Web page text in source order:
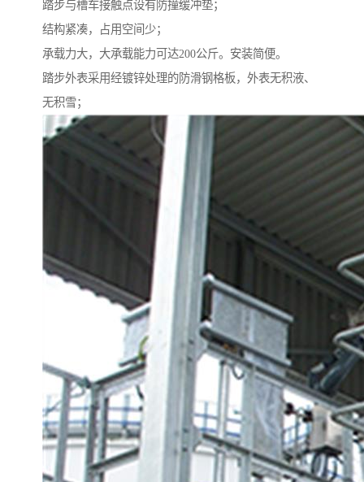
踏步与槽车接触点设有防撞缓冲垫；
结构紧凑，占用空间少；
承载力大，大承载能力可达200公斤。安装简便。
踏步外表采用经镀锌处理的防滑钢格板，外表无积液、
无积雪；